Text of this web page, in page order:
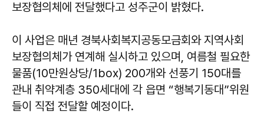
보장협의체에 전달했다고 성주군이 밝혔다.
이 사업은 매년 경북사회복지공동모금회와 지역사회
보장협의체가 연계해 실시하고 있으며, 여름철 필요한
물품(10만원상당/1box) 200개와 선풍기 150대를
관내 취약계층 350세대에 각 읍면 “행복기동대”위원
들이 직접 전달할 예정이다.